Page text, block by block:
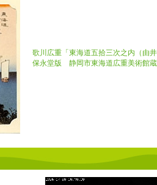
歌川広重「東海道五拾三次之内（由井
保永堂版 静岡市東海道広重美術館蔵